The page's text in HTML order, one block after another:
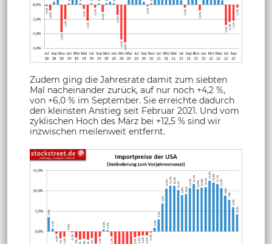
Zudem ging die Jahresrate damit zum siebten
Mal nacheinander zurück, auf nur noch +4,2 %,
von +6,0 % im September. Sie erreichte dadurch
den kleinsten Anstieg seit Februar 2021. Und vom
zyklischen Hoch des März bei +12,5 % sind wir
inzwischen meilenweit entfernt.